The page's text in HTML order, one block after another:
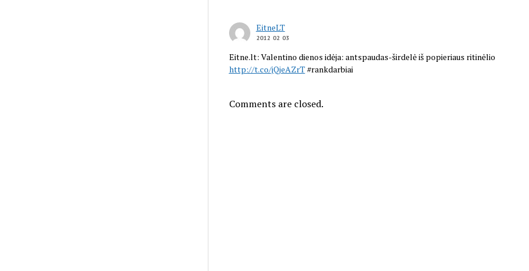
EitneLT
2012 02 03
Eitne.lt: Valentino dienos idėja: antspaudas-širdelė iš popieriaus ritinėlio
http://t.co/jQjeAZrT#rankdarbiai
Comments are closed.